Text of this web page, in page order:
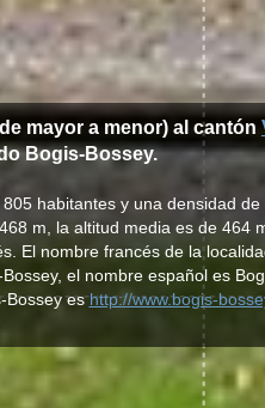
mayor a menor) al cantón
Bogis-Bossey.
habitantes y una densidad
m, la altitud media es de 464
El nombre francés de la
el nombre español es
Bossey eshttp://www.bogis-